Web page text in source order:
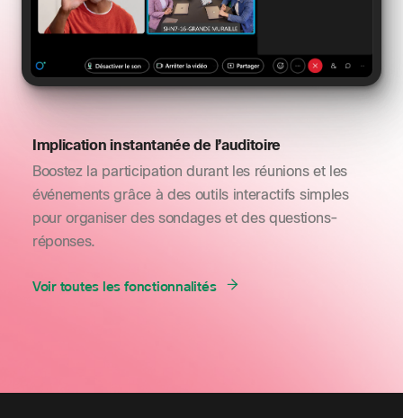
Implication instantanée de l’auditoire
Boostez la participation durant les réunions et les
événements grâce à des outils interactifs simples
pour organiser des sondages et des questions-
réponses.
Voir toutes les fonctionnalités